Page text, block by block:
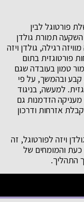
פורטוגל לבין
תמורת גולדן
רגילה, גולדן ויזה
פורטוגזית בתום
טמון בעובדה שגם
ובהמשך, על פי
למעשה, בניגוד
מעניקה הזדמנות גם
אזרחות ודרכון
ויזה לפורטוגל, זה
כעת והמומחים של
התהליך.